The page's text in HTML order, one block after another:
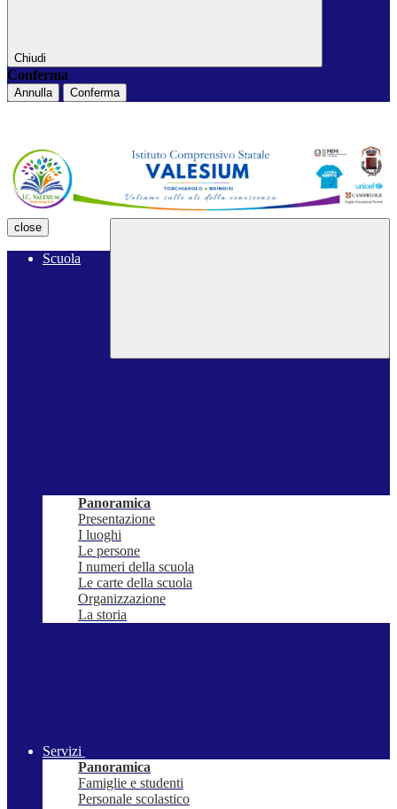
Chiudi
Conferma
Annulla Conferma
close
Scuola
Panoramica
Presentazione
I luoghi
Le persone
I numeri della scuola
Le carte della scuola
Organizzazione
La storia
Servizi
Panoramica
Famiglie e studenti
Personale scolastico